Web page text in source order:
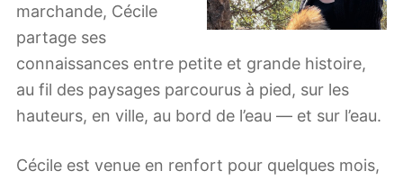
marchande, Cécile
partage ses
connaissances entre petite et grande histoire,
au fil des paysages parcourus à pied, sur les
hauteurs, en ville, au bord de l’eau — et sur l’eau.
Cécile est venue en renfort pour quelques mois,